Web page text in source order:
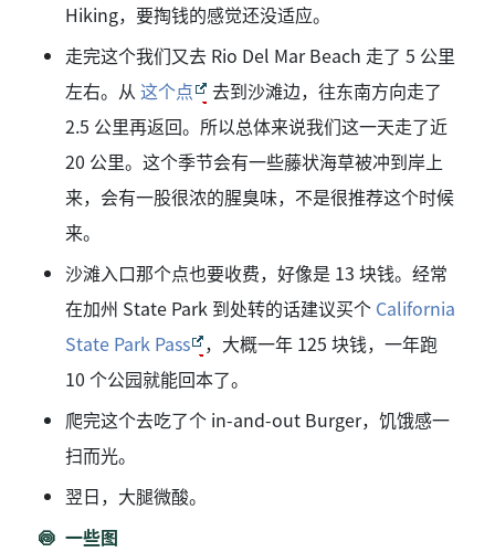
Hiking，要掏钱的感觉还没适应。
走完这个我们又去 Rio Del Mar Beach 走了 5 公里
左右。从 这个点
去到沙滩边，往东南方向走了
2.5 公里再返回。所以总体来说我们这一天走了近
20 公里。这个季节会有一些藤状海草被冲到岸上
来，会有一股很浓的腥臭味，不是很推荐这个时候
来。
沙滩入口那个点也要收费，好像是 13 块钱。经常
在加州 State Park 到处转的话建议买个 California
State Park Pass
，大概一年 125 块钱，一年跑
10 个公园就能回本了。
爬完这个去吃了个 in-and-out Burger，饥饿感一
扫而光。
翌日，大腿微酸。
一些图